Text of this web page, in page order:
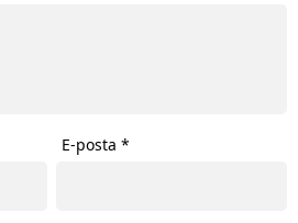
E-posta*